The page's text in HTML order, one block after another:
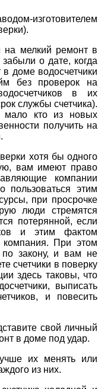
изготовителем
на мелкий ремонт в
о дате, когда
доме водосчетчики
без проверок на
в их
службы счетчика).
мало кто из новых
получить на
хотя бы одного
вам имеют право
компании
пользоваться этим
при просрочке
люди стремятся
потерянной, если
и этим фактом
компания. При этом
по закону, и вам не
счетчики в поверку
здесь таковы, что
выписать
и повесить
свой личный
в доме под удар.
их менять или
из них.